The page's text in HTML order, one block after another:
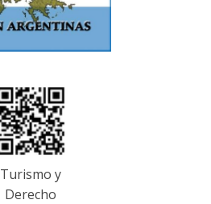
Turismo y
Derecho